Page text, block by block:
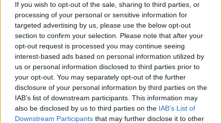
If you wish to opt-out of the sale, sharing to third parties, or
processing of your personal or sensitive information for
targeted advertising by us, please use the below opt-out
section to confirm your selection. Please note that after your
opt-out request is processed you may continue seeing
interest-based ads based on personal information utilized by
us or personal information disclosed to third parties prior to
your opt-out. You may separately opt-out of the further
disclosure of your personal information by third parties on the
IAB’s list of downstream participants. This information may
also be disclosed by us to third parties on the IAB’s List of
Downstream Participants that may further disclose it to other
Brent chute de 8,3 % : le pétrole en net repli malgré un or
résilient
Juliette Bernard · 6 Août 2026
NEWS